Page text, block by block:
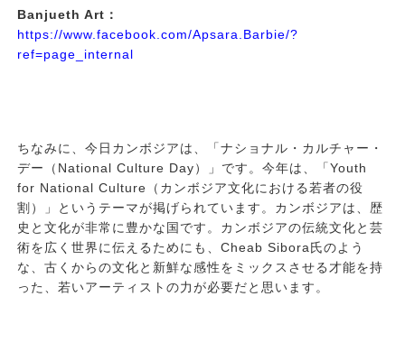
Banjueth Art：
https://www.facebook.com/Apsara.Barbie/?
ref=page_internal
ちなみに、今日カンボジアは、「ナショナル・カルチャー・
デー（National Culture Day）」です。今年は、「Youth
for National Culture（カンボジア文化における若者の役
割）」というテーマが掲げられています。カンボジアは、歴
史と文化が非常に豊かな国です。カンボジアの伝統文化と芸
術を広く世界に伝えるためにも、Cheab Sibora氏のよう
な、古くからの文化と新鮮な感性をミックスさせる才能を持
った、若いアーティストの力が必要だと思います。